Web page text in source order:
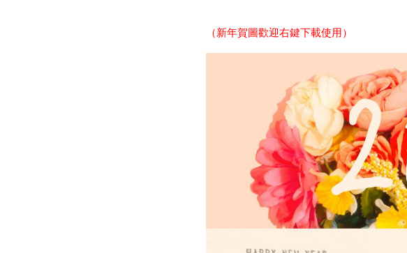
（新年賀圖歡迎右鍵下載使用）